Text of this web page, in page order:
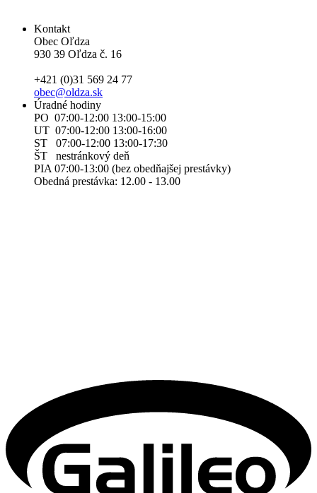
Kontakt
Obec Oľdza
930 39 Oľdza č. 16
+421 (0)31 569 24 77
obec@oldza.sk
Úradné hodiny
PO 07:00-12:00 13:00-15:00
UT 07:00-12:00 13:00-16:00
ST 07:00-12:00 13:00-17:30
ŠT nestránkový deň
PIA 07:00-13:00 (bez obedňajšej prestávky)
Obedná prestávka: 12.00 - 13.00